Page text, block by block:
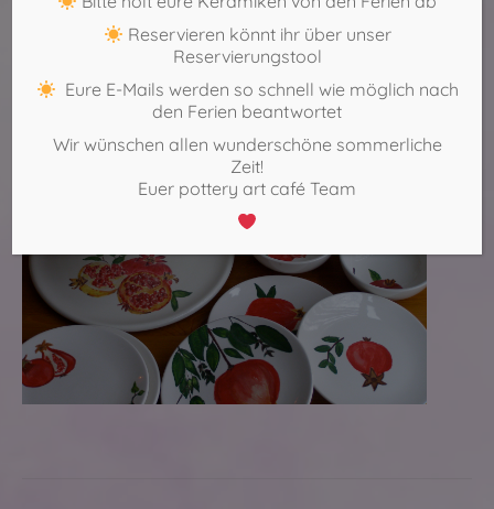
0221 – 271 75 69
Reservieren könnt ihr über unser
Reservierungstool
Eure E-Mails werden so schnell wie möglich nach
den Ferien beantwortet
Wir wünschen allen wunderschöne sommerliche
Zeit!
Euer pottery art café Team